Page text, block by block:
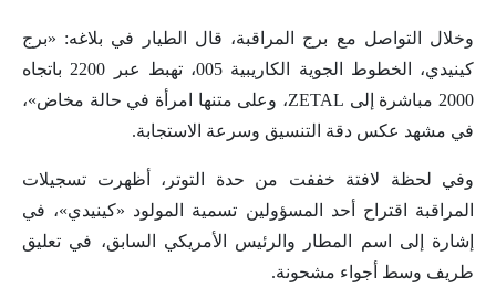
وخلال التواصل مع برج المراقبة، قال الطيار في بلاغه: «برج
كينيدي، الخطوط الجوية الكاريبية 005، تهبط عبر 2200 باتجاه
2000 مباشرة إلى ZETAL، وعلى متنها امرأة في حالة مخاض»،
في مشهد عكس دقة التنسيق وسرعة الاستجابة.
وفي لحظة لافتة خففت من حدة التوتر، أظهرت تسجيلات
المراقبة اقتراح أحد المسؤولين تسمية المولود «كينيدي»، في
إشارة إلى اسم المطار والرئيس الأمريكي السابق، في تعليق
طريف وسط أجواء مشحونة.